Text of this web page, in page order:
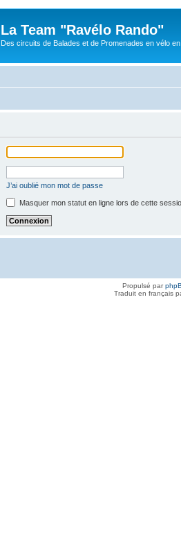
La Team "Ravélo Rando"
Des circuits de Balades et de Promenades en vélo
J’ai oublié mon mot de passe
Masquer mon statut en ligne lors de cette
Propulsé par
Traduit en français